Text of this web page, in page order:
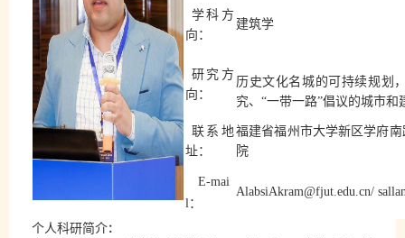
学科方
向：
建筑学
研究方
向：
历史文化名城的可持续规划
究、“一带一路”倡议的城市和
联系地
址：
福建省福州市大学新区学府南
院
E-mai
l：
AlabsiAkram@fjut.edu.cn/
个人科研简介：